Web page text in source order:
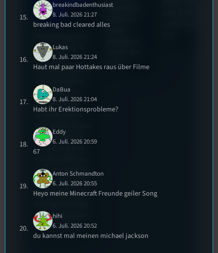
iterin
Die
in Regensburg ist
das älteste
Stummfilmfestivals
wurde auch mit
dem deutschen
Stummfilmpreis
2022 gekürt. Diesen
Sommer geht das
Festival in die 44.
die Festivalleitung,
hat sich für uns Zeit
genommen um die
rund um das Event
zu beantworten.
Regensburg
Fragen
Stufu.
breakindbadenthusiast
8. Juli. 2026 21:27
breaking bad cleared alles
Lukas
8. Juli. 2026 21:24
Haut mal paar Hottakes raus über Filme
DaBua
8. Juli. 2026 21:04
Habt ihr Erektionsprobleme?
Eddy
6. Juli. 2026 20:59
67
Anton Schmandton
6. Juli. 2026 20:55
Heyo meine Minecraft Freunde geiler Song
hihi
6. Juli. 2026 20:52
du kannst mal meinen michael jackson